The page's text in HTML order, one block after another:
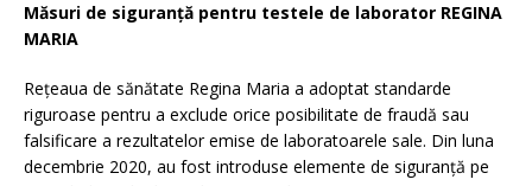
Măsuri de siguranță pentru testele de laborator REGINA
MARIA
Rețeaua de sănătate Regina Maria a adoptat standarde
riguroase pentru a exclude orice posibilitate de fraudă sau
falsificare a rezultatelor emise de laboratoarele sale. Din luna
decembrie 2020, au fost introduse elemente de siguranță pe